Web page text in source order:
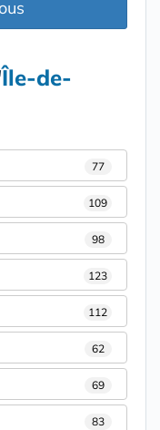
Île-de-
77
109
98
123
112
62
69
83